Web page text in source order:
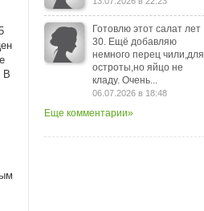
В
Готовлю этот салат лет
30. Ещё добавляю
немного перец чили,для
остроты,но яйцо не
кладу. Очень...
06.07.2026 в 18:48
Еще комментарии»